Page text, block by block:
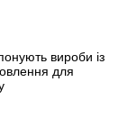
вироби із
для